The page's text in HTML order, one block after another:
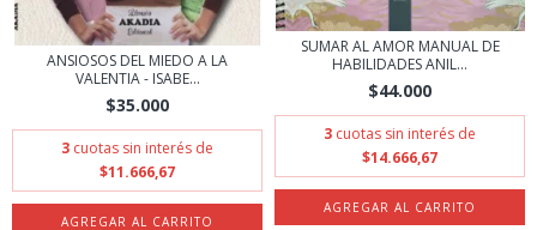
ANSIOSOS DEL MIEDO A LA
VALENTIA - ISABE...
$35.000
3 cuotas sin interés de
$11.666,67
SUMAR AL AMOR MANUAL DE
HABILIDADES ANIL...
$44.000
3 cuotas sin interés de
$14.666,67